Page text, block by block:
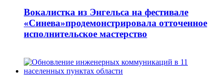
Вокалистка из Энгельса на фестивале
«Синева»продемонстрировала отточенное
исполнительское мастерство